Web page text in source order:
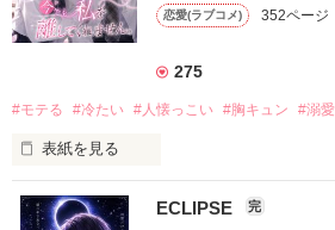
恋愛(ラブコメ) 352ページ
275
#モテる #冷たい #人懐っこい #胸キュン #溺愛
表紙を見る
「好きだったから、別れを選んだ。」
ECLIPSE 完